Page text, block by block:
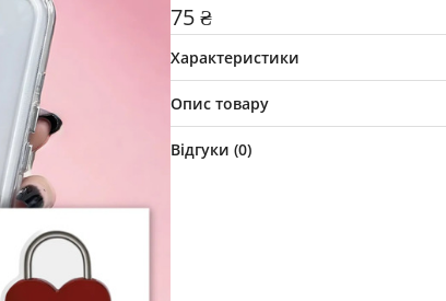
75 ₴
Характеристики
Опис товару
Відгуки (0)